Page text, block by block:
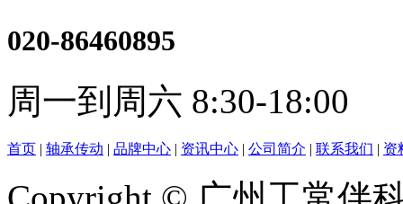
020-86460895
周一到周六 8:30-18:00
首页 | 轴承传动 | 品牌中心 | 资讯中心 | 公司简介 | 联系我们 | 资